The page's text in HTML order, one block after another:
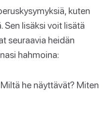
kuten
Sen lisäksi voit lisätä
seuraavia heidän
hahmoina:
Miltä he näyttävät? Miten